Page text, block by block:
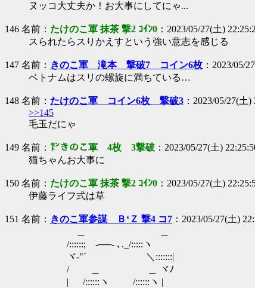
ヌッコ大丈夫か！お大事にしてにゃ...
146 名前： たけのこ軍 抹茶 撃2 ｺｲﾝ0 ：2023/05/27(土)
スられたらスりかえすという強い意志を感じる
147 名前： きのこ軍 滝本 撃破7 コイン6枚 ：2023/05/
ベトナムはスリの螺旋に満ちている…
148 名前： たけのこ軍 コイン6枚 撃破3 ：2023/05/27(土
>>145
毛玉だにゃ
149 名前： ㌣きのこ軍 4枚 3撃破 ：2023/05/27(土)
猫ちゃんお大事に
150 名前： たけのこ軍 抹茶 撃2 ｺｲﾝ0 ：2023/05/27(土)
伊藤ライフ式は草
151 名前： きのこ軍参謀 Ｂ‘Ｚ 撃4 コ7 ：2023/05/27(土)
/::::::;ゝ-──- ､._/:::::ヽ
ヾ-"´ ＼:::::::|
/ ＿ ＿ ヾﾉ
| /::::::ヽ /::::::ヽ |